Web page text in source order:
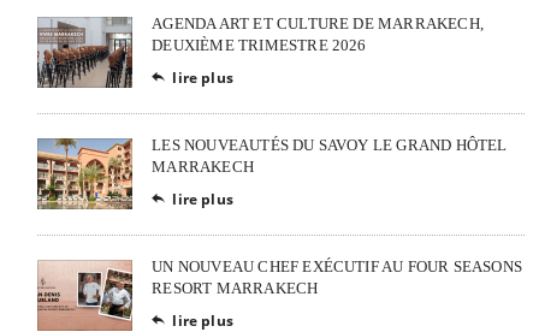
AGENDA ART ET CULTURE DE MARRAKECH,
DEUXIÈME TRIMESTRE 2026
 lire plus
LES NOUVEAUTÉS DU SAVOY LE GRAND HÔTEL
MARRAKECH
 lire plus
UN NOUVEAU CHEF EXÉCUTIF AU FOUR SEASONS
RESORT MARRAKECH
 lire plus